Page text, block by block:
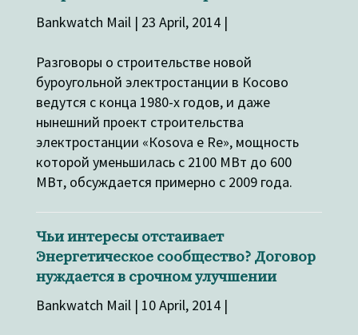
Bankwatch Mail | 23 April, 2014 |
Разговоры о строительстве новой
буроугольной электростанции в Косово
ведутся с конца 1980-х годов, и даже
нынешний проект строительства
электростанции «Коsova e Re», мощность
которой уменьшилась с 2100 МВт до 600
МВт, обсуждается примерно с 2009 года.
Чьи интересы отстаивает
Энергетическое сообщество? Договор
нуждается в срочном улучшении
Bankwatch Mail | 10 April, 2014 |